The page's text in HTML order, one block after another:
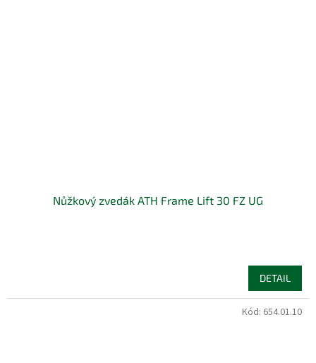
Nůžkový zvedák ATH Frame Lift 30 FZ UG
DETAIL
Kód: 654.01.10